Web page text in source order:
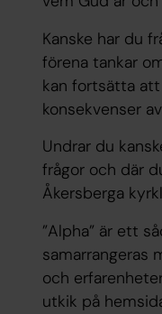
Kanske har du
förena tankar
kan fortsätta
konsekvenser
Undrar du
frågor och där
Åkersberga
”Alpha” är ett
samarrangeras
och
utkik på